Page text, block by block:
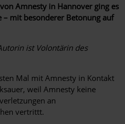
Amnesty in Hannover ging es
– mit besonderer Betonung auf
ist Volontärin des
Mal mit Amnesty in Kontakt
weil Amnesty keine
an
vertrittt.